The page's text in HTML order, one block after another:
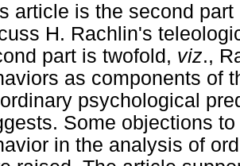
article is the second
H. Rachlin's
part is twofold, viz.,
as components of
psychological
Some objections
in the analysis of